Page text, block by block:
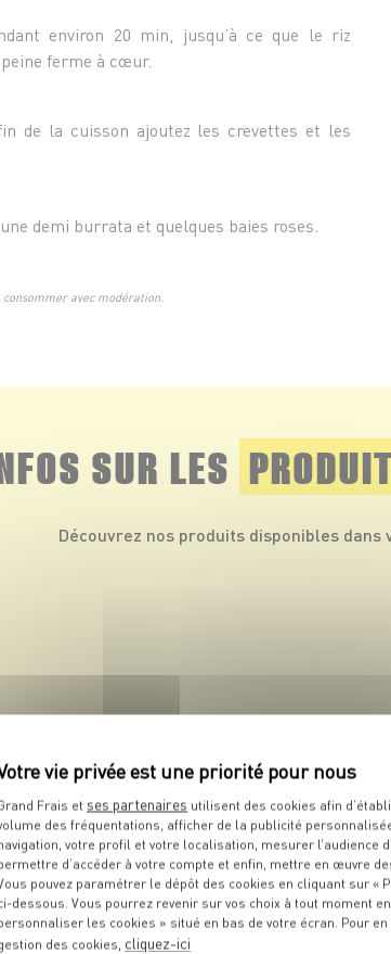
environ 20 min, jusqu’à ce que le riz
ferme à cœur.
de la cuisson ajoutez les crevettes et les
demi burrata et quelques baies roses.
consommer avec modération.
SUR LES
Découvrez nos produits disponibles dans
PRODUIT
Riz Arborio
VOIR LE PRODUIT
Frais et ses partenaires utilisent des cookies afin
des fréquentations, afficher de la publicité
votre profil et votre localisation, mesurer l’audience
d’accéder à votre compte et enfin, mettre en œuvre
pouvez paramétrer le dépôt des cookies en cliquant sur «
dessous. Vous pourrez revenir sur vos choix à tout moment
les cookies » situé en bas de votre écran. Pour
des cookies, cliquez-ici